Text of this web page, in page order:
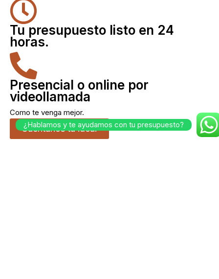
Tu presupuesto listo en 24
horas.
Presencial o online por
videollamada
Como te venga mejor.
Cuéntanos tu idea.
¿Hablamos y te ayudamos con tu presupuesto?